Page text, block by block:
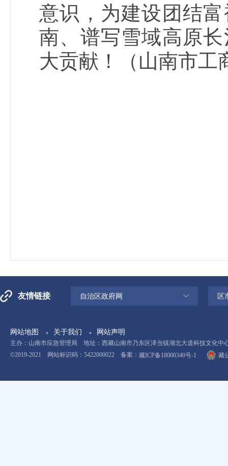
意识，为建设团结
南、谱写雪域高原
大贡献！（山南市工
友情链接 自治区政府网 区
网站地图 关于我们 网站声明
主办：山南市应急管理局 地址：西藏山南市乃东区泽当镇湖北大道科技文化中
©2019-2021 网站标识码：5422000022 备案： 藏ICP备18000340号-1 藏